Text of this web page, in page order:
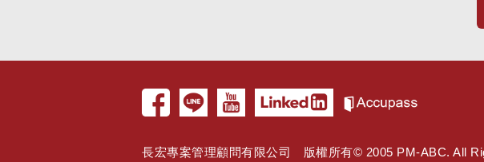
長宏專案管理顧問有限公司 版權所有© 2005 PM-ABC. All